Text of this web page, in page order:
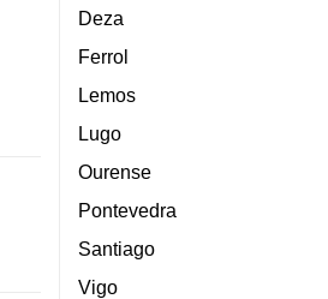
Deza
Ferrol
Lemos
Lugo
Ourense
Pontevedra
Santiago
Vigo